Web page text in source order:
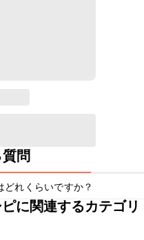
問
どれくらいですか？
は冷蔵で翌日中が目安です。
に関連するカテゴリ